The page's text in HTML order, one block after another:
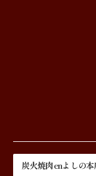
炭火焼肉enよしの